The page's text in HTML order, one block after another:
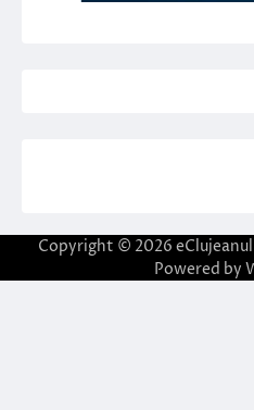
Copyright © 2026 eClujeanul
Powered by